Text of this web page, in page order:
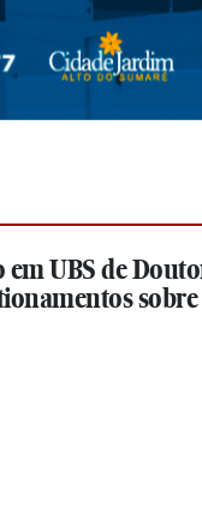
em UBS de
sobre